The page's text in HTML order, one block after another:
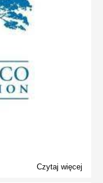
Czytaj więcej